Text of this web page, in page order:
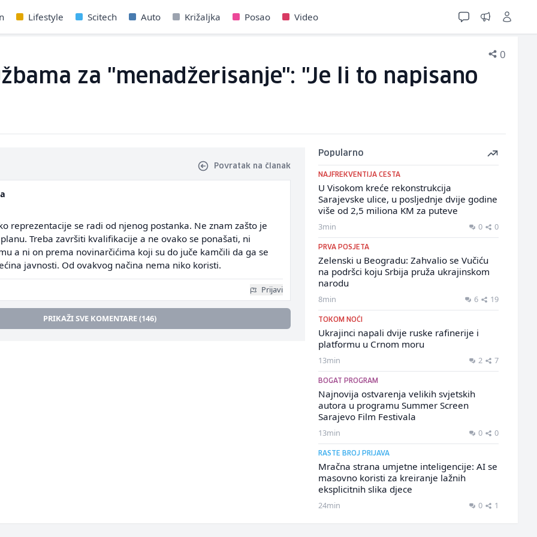
Lifestyle Scitech Auto Križaljka Posao Video
0
za "menadžerisanje": "Je li to napisano
Povratak na članak
reprezentacije se radi od njenog postanka. Ne znam zašto je
Treba završiti kvalifikacije a ne ovako se ponašati, ni
a ni on prema novinarčićima koji su do juče kamčili da ga se
javnosti. Od ovakvog načina nema niko koristi.
Prijavi
PRIKAŽI SVE KOMENTARE (146)
Popularno
NAJFREKVENTIJA CESTA
U Visokom kreće rekonstrukcija
Sarajevske ulice, u posljednje dvije godine
više od 2,5 miliona KM za puteve
3min 0 0
PRVA POSJETA
Zelenski u Beogradu: Zahvalio se Vučiću
na podršci koju Srbija pruža ukrajinskom
narodu
8min 6 19
TOKOM NOĆI
Ukrajinci napali dvije ruske rafinerije i
platformu u Crnom moru
13min 2 7
BOGAT PROGRAM
Najnovija ostvarenja velikih svjetskih
autora u programu Summer Screen
Sarajevo Film Festivala
13min 0 0
RASTE BROJ PRIJAVA
Mračna strana umjetne inteligencije: AI se
masovno koristi za kreiranje lažnih
eksplicitnih slika djece
24min 0 1